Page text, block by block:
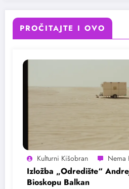
PROČITAJTE I OVO
Kulturni Kišobran
Izložba „Odredište“
Bioskopu Balkan